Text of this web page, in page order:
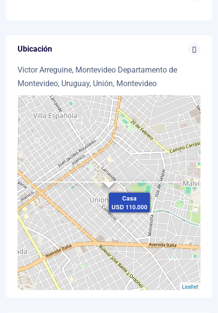
Ubicación
Victor Arreguine, Montevideo Departamento de
Montevideo, Uruguay, Unión, Montevideo
Casa
USD 110.000
×
Leaflet